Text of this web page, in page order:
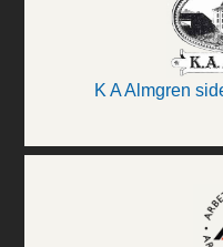
K A Almgren